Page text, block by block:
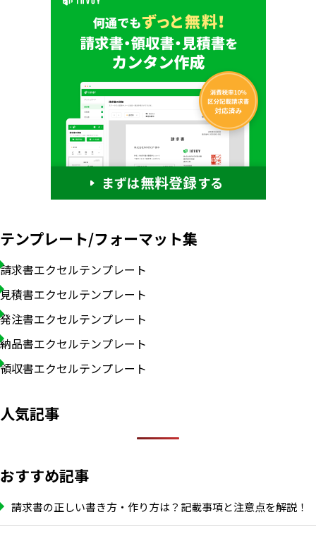
テンプレート/フォーマット集
請求書エクセルテンプレート
見積書エクセルテンプレート
発注書エクセルテンプレート
納品書エクセルテンプレート
領収書エクセルテンプレート
人気記事
おすすめ記事
請求書の正しい書き方・作り方は？記載事項と注意点を解説！